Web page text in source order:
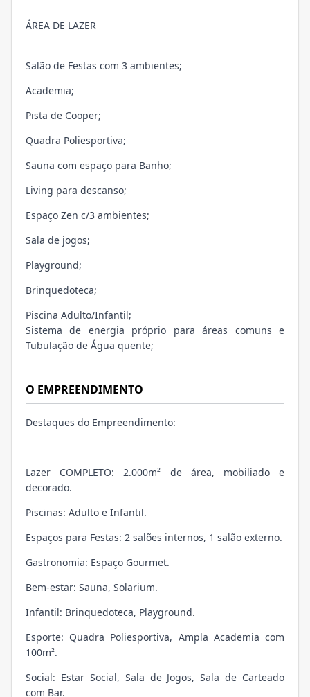
ÁREA DE LAZER
Salão de Festas com 3 ambientes;
Academia;
Pista de Cooper;
Quadra Poliesportiva;
Sauna com espaço para Banho;
Living para descanso;
Espaço Zen c/3 ambientes;
Sala de jogos;
Playground;
Brinquedoteca;
Piscina Adulto/Infantil;
Sistema de energia próprio para áreas comuns e
Tubulação de Água quente;
O EMPREENDIMENTO
Destaques do Empreendimento:
Lazer COMPLETO: 2.000m² de área, mobiliado e
decorado.
Piscinas: Adulto e Infantil.
Espaços para Festas: 2 salões internos, 1 salão externo.
Gastronomia: Espaço Gourmet.
Bem-estar: Sauna, Solarium.
Infantil: Brinquedoteca, Playground.
Esporte: Quadra Poliesportiva, Ampla Academia com
100m².
Social: Estar Social, Sala de Jogos, Sala de Carteado
com Bar.